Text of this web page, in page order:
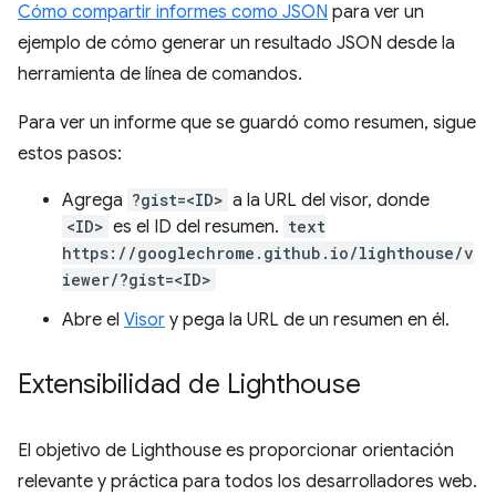
Cómo compartir informes como JSON para ver un
ejemplo de cómo generar un resultado JSON desde la
herramienta de línea de comandos.
Para ver un informe que se guardó como resumen, sigue
estos pasos:
Agrega ?gist=<ID> a la URL del visor, donde
<ID> es el ID del resumen. text
https://googlechrome.github.io/lighthouse/v
iewer/?gist=<ID>
Abre el Visor y pega la URL de un resumen en él.
Extensibilidad de Lighthouse
El objetivo de Lighthouse es proporcionar orientación
relevante y práctica para todos los desarrolladores web.